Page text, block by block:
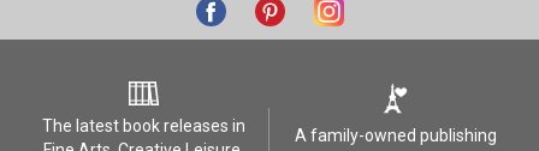
The latest book releases in
A family-owned publishing